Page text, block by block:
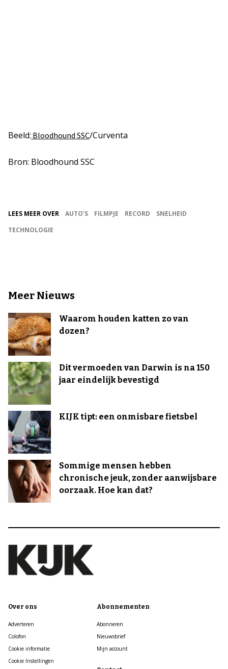
Beeld: Bloodhound SSC/Curventa
Bron: Bloodhound SSC
LEES MEER OVER AUTO'S FILMPJE RECORD
SNELHEID
TECHNOLOGIE
Meer Nieuws
Waarom houden katten zo van
dozen?
Dit vermoeden van Darwin is na 150
jaar eindelijk bevestigd
KIJK tipt: een onmisbare fietsbel
Sommige mensen hebben
chronische jeuk, zonder aanwijsbare
oorzaak. Hoe kan dat?
Over ons
Adverteren
Colofon
Cookie informatie
Cookie Instellingen
Abonnementen
Abonneren
Nieuwsbrief
Mijn account